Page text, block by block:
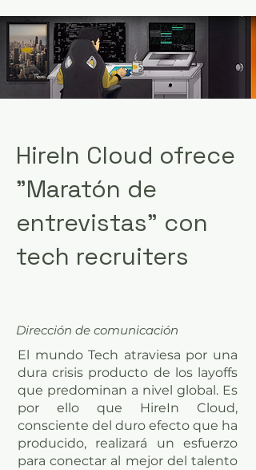
HireIn Cloud ofrece
"Maratón de
entrevistas" con
tech recruiters
Dirección de comunicación
El mundo Tech atraviesa por una
dura crisis producto de los layoffs
que predominan a nivel global. Es
por ello que HireIn Cloud,
consciente del duro efecto que ha
producido, realizará un esfuerzo
para conectar al mejor del talento